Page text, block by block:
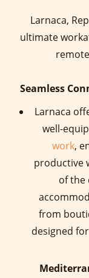
Larnaca,
ultimate
Seamless
Larnaca
well-
work,
productive
of the
from
designed